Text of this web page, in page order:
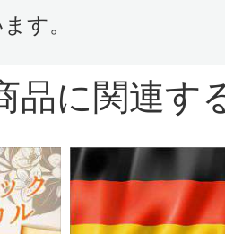
マイページの「購
投稿すると1 商品に
ント！
す。
品に関連す